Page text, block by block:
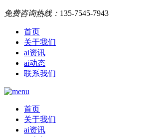
免费咨询热线： 135-7545-7943
首页
关于我们
ai资讯
ai动态
联系我们
首页
关于我们
ai资讯